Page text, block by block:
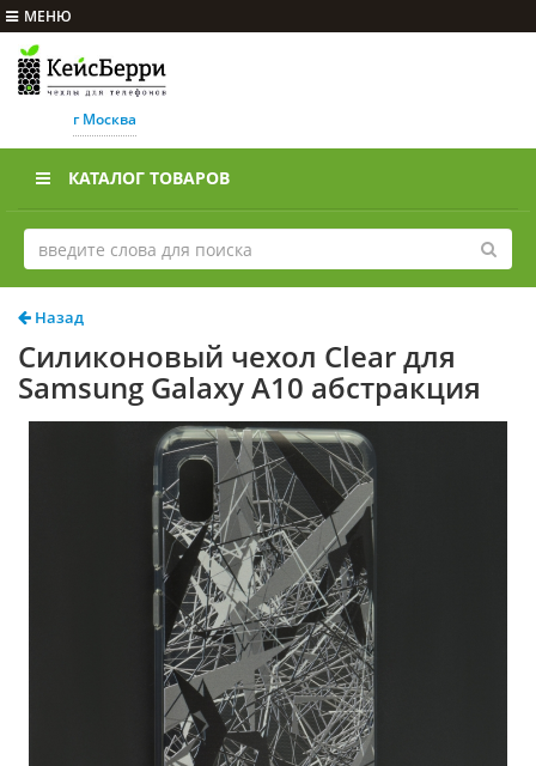
МЕНЮ
г Москва
КАТАЛОГ ТОВАРОВ
Назад
Силиконовый чехол Clear для
Samsung Galaxy A10 абстракция